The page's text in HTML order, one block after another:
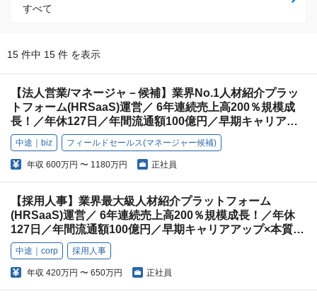
すべて
15 件中 15 件 を表示
【法人営業/マネージャ－候補】業界No.1人材紹介プラッ
トフォーム(HRSaaS)運営／ 6年連続売上高200％規模成
長！／年休127日／年間流通額100億円／早期キャリアア
ップ×本質的価値提供
中途｜biz フィールドセールス(マネージャー候補)
年収 600万円 〜 1180万円 正社員
【採用人事】業界最大級人材紹介プラットフォーム
(HRSaaS)運営／ 6年連続売上高200％規模成長！／年休
127日／年間流通額100億円／早期キャリアアップ×本質的
価値提供
中途｜corp 採用人事
年収 420万円 〜 650万円 正社員